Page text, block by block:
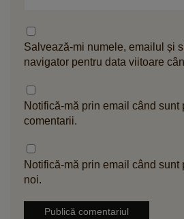
Salvează-mi numele, emailul și
navigator pentru data viitoare
Notifică-mă prin email când sunt
comentarii.
Notifică-mă prin email când sunt
noi.